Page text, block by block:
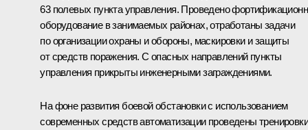
63 полевых пункта управления. Проведено
оборудование в занимаемых районах, отработаны задачи
по организации охраны и обороны, маскировки и защиты
от средств поражения. С опасных направлений пункты
управления прикрыты инженерными заграждениями.
На фоне развития боевой обстановки с использованием
современных средств автоматизации проведены тренировки